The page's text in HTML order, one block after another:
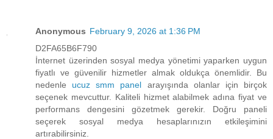
Anonymous February 9, 2026 at 1:36 PM
D2FA65B6F790
İnternet üzerinden sosyal medya yönetimi yaparken uygun
fiyatlı ve güvenilir hizmetler almak oldukça önemlidir. Bu
nedenle ucuz smm panel arayışında olanlar için birçok
seçenek mevcuttur. Kaliteli hizmet alabilmek adına fiyat ve
performans dengesini gözetmek gerekir. Doğru paneli
seçerek sosyal medya hesaplarınızın etkileşimini
artırabilirsiniz.